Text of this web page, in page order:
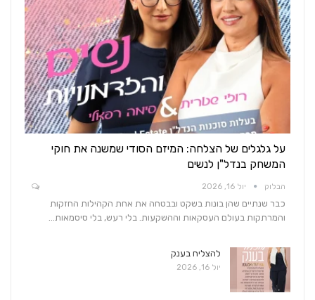
על גלגלים של הצלחה: המיזם הסודי שמשנה את חוקי
המשחק בנדל"ן לנשים
הבלוק יול 16, 2026
כבר שנתיים שהן בונות בשקט ובבטחה את אחת הקהילות החזקות
והמרתקות בעולם העסקאות וההשקעות. בלי רעש, בלי סיסמאות…
להצליח בענק
יול 16, 2026